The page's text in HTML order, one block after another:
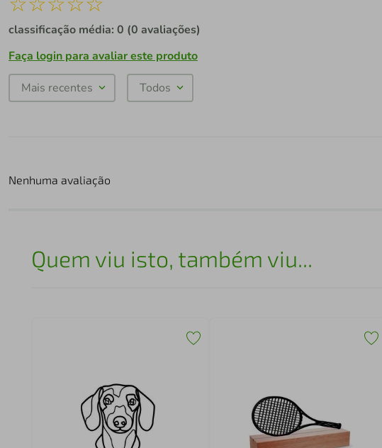
classificação média: 0 (0 avaliações)
Faça login para avaliar este produto
Mais recentes Todos
Nenhuma avaliação
Quem viu isto, também viu...